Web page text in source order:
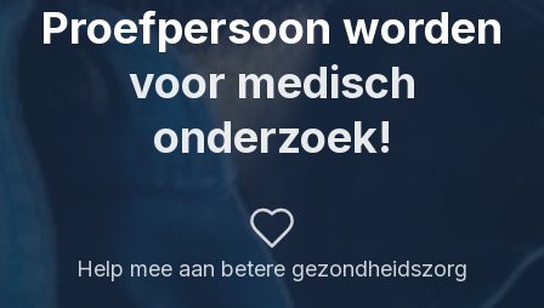
Proefpersoon worden
voor medisch
onderzoek!
Help mee aan betere gezondheidszorg